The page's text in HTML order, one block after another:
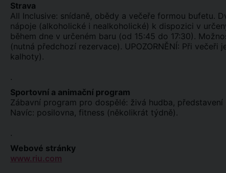
Strava
All Inclusive: snídaně, obědy a večeře formou bufetu.
nápoje (alkoholické i nealkoholické) k dispozici v
během dne v určeném baru (od 15:45 do 17:30).
(nutná předchozí rezervace). UPOZORNĚNÍ: Při
kalhoty).
.
Sportovní a animační program
Zábavní program pro dospělé: živá hudba,
Navíc: posilovna, fitness (několikrát týdně).
.
Webové stránky
www.riu.com